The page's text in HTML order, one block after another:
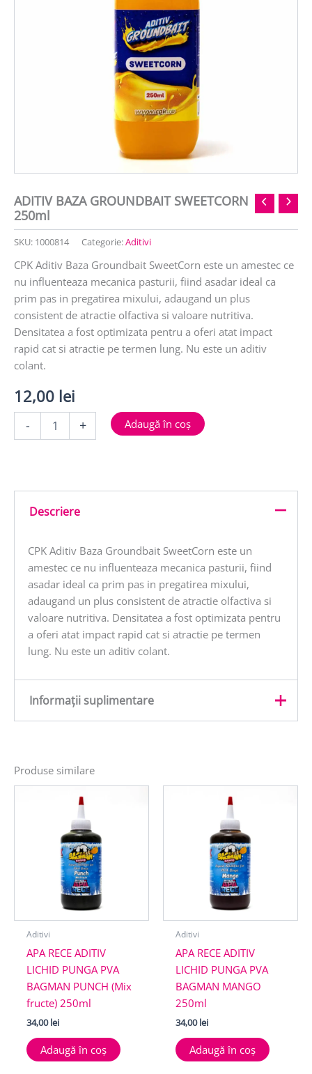
ADITIV BAZA GROUNDBAIT SWEETCORN
250ml
SKU: 1000814 Categorie:Aditivi
CPK Aditiv Baza Groundbait SweetCorn este un amestec ce
nu influenteaza mecanica pasturii, fiind asadar ideal ca
prim pas in pregatirea mixului, adaugand un plus
consistent de atractie olfactiva si valoare nutritiva.
Densitatea a fost optimizata pentru a oferi atat impact
rapid cat si atractie pe termen lung. Nu este un aditiv
colant.
12,00 lei
-
ADITIV
250ml
+ Adaugă în coș
Descriere
CPK Aditiv Baza Groundbait SweetCorn este un
amestec ce nu influenteaza mecanica pasturii, fiind
asadar ideal ca prim pas in pregatirea mixului,
adaugand un plus consistent de atractie olfactiva si
valoare nutritiva. Densitatea a fost optimizata pentru
a oferi atat impact rapid cat si atractie pe termen
lung. Nu este un aditiv colant.
Informații suplimentare
Produse similare
Aditivi
APA RECE ADITIV
LICHID PUNGA PVA
BAGMAN PUNCH (Mix
fructe) 250ml
34,00lei
Adaugă în coș
Aditivi
APA RECE ADITIV
LICHID PUNGA PVA
BAGMAN MANGO
250ml
34,00lei
Adaugă în coș